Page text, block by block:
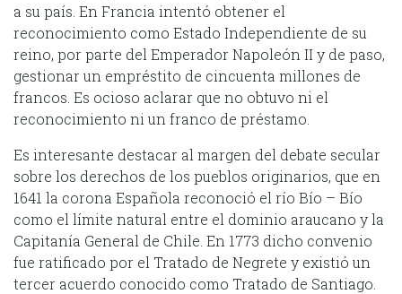
a su país. En Francia intentó obtener el
reconocimiento como Estado Independiente de su
reino, por parte del Emperador Napoleón II y de paso,
gestionar un empréstito de cincuenta millones de
francos. Es ocioso aclarar que no obtuvo ni el
reconocimiento ni un franco de préstamo.
Es interesante destacar al margen del debate secular
sobre los derechos de los pueblos originarios, que en
1641 la corona Española reconoció el río Bío – Bío
como el límite natural entre el dominio araucano y la
Capitanía General de Chile. En 1773 dicho convenio
fue ratificado por el Tratado de Negrete y existió un
tercer acuerdo conocido como Tratado de Santiago.